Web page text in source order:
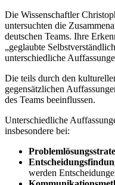
Die Wissenschaftler
untersuchten die
deutschen Teams. Ihre
„geglaubte
unterschiedliche
Die teils durch den
gegensätzlichen
des Teams beeinflussen.
Unterschiedliche
insbesondere bei:
werden